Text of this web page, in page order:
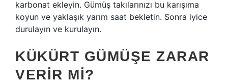
karbonat ekleyin. Gümüş takılarınızı bu karışıma
koyun ve yaklaşık yarım saat bekletin. Sonra iyice
durulayın ve kurulayın.
KÜKÜRT GÜMÜŞE ZARAR
VERIR MI?